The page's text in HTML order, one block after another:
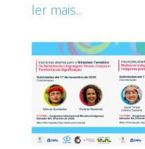
ler mais...